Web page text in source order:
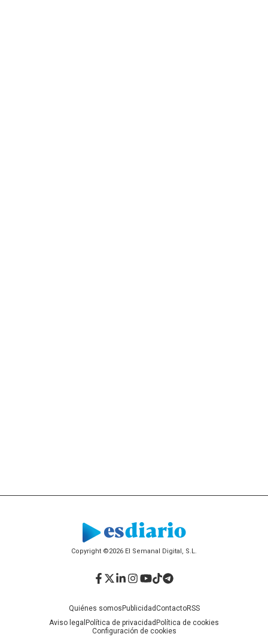
Copyright ©2026 El Semanal Digital, S.L.
Quiénes somosPublicidadContactoRSS
Aviso legal Política de privacidadPolítica de cookies
Configuración de cookies
Facebook
Twitter
LinkedIn
Instagram
YouTube
TikTok
Telegram